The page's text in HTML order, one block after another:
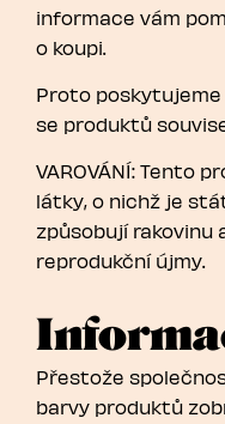
informace vám
o koupi.
Proto
se produktů
VAROVÁNÍ: Tento
látky, o nichž je
způsobují rakovinu
reprodukční újmy.
Přestože
barvy produktů